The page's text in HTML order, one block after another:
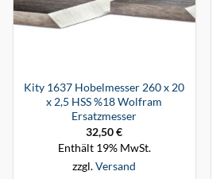
Kity 1637 Hobelmesser 260 x 20
x 2,5 HSS %18 Wolfram
Ersatzmesser
32,50€
Enthält 19% MwSt.
zzgl.Versand